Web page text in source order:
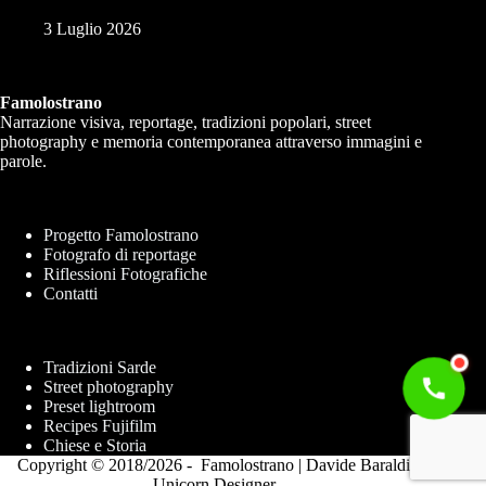
3 Luglio 2026
Famolostrano
Narrazione visiva, reportage, tradizioni popolari, street
photography e memoria contemporanea attraverso immagini e
parole.
Progetto Famolostrano
Fotografo di reportage
Riflessioni Fotografiche
Contatti
Tradizioni Sarde
Street photography
Preset lightroom
Recipes Fujifilm
Chiese e Storia
Copyright © 2018/2026 - Famolostrano |Davide Baraldi